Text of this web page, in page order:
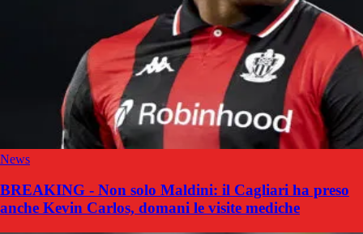
News
BREAKING - Non solo Maldini: il Cagliari ha preso
anche Kevin Carlos, domani le visite mediche